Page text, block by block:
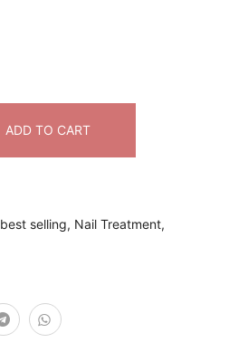
ADD TO CART
best selling, Nail Treatment,